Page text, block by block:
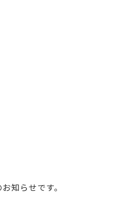
知らせです。